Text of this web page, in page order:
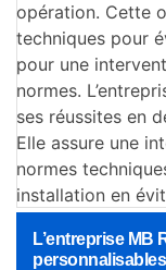
opération. Cette
techniques pour
pour une
normes.
ses réussites en
Elle assure une
normes
installation en
L’entreprise
personnalisables